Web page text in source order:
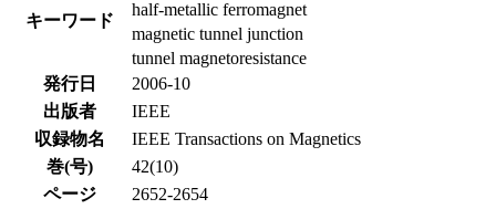
キーワード
half-metallic ferromagnet
magnetic tunnel junction
tunnel magnetoresistance
発行日
2006-10
出版者
IEEE
収録物名
IEEE Transactions on Magnetics
巻(号)
42(10)
ページ
2652-2654